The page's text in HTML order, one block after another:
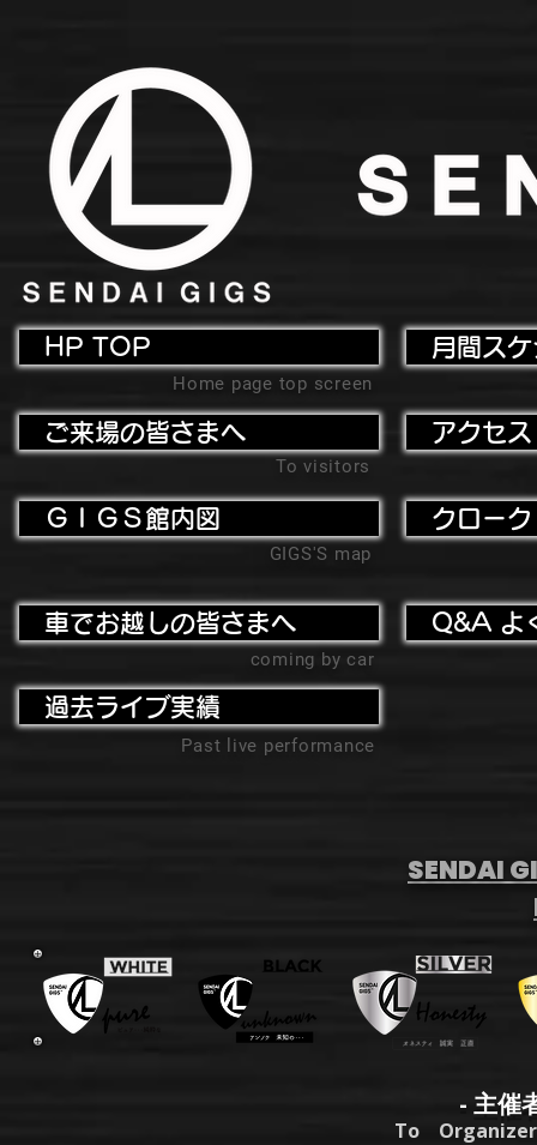
HP TOP
Home page top screen
ご来場の皆さまへ
To visitors
ＧＩＧＳ館内図
GIGS'S map
月間ス
アクセ
クローク
車でお越しの皆さまへ
coming by car
過去ライブ実績
Past live performance
Q&A よ
SENDAI
- 主催
To